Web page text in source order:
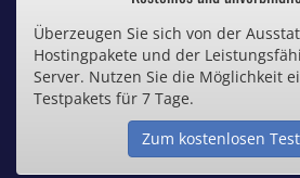
Inklusive .de
Webspace ab 1,25€ /
Überzeugen Sie sich von der
Hostingpakete und der
Server. Nutzen Sie die Möglichkeit
Testpakets für 7 Tage.
Zum kostenlosen